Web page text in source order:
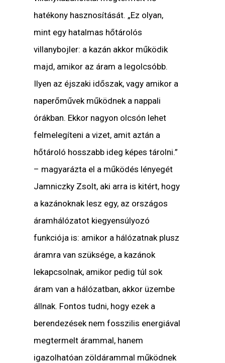
hatékony hasznosítását. „Ez olyan,
mint egy hatalmas hőtárolós
villanybojler: a kazán akkor működik
majd, amikor az áram a legolcsóbb.
Ilyen az éjszaki időszak, vagy amikor a
naperőművek működnek a nappali
órákban. Ekkor nagyon olcsón lehet
felmelegíteni a vizet, amit aztán a
hőtároló hosszabb ideg képes tárolni.”
– magyarázta el a működés lényegét
Jamniczky Zsolt, aki arra is kitért, hogy
a kazánoknak lesz egy, az országos
áramhálózatot kiegyensúlyozó
funkciója is: amikor a hálózatnak plusz
áramra van szüksége, a kazánok
lekapcsolnak, amikor pedig túl sok
áram van a hálózatban, akkor üzembe
állnak. Fontos tudni, hogy ezek a
berendezések nem fosszilis energiával
megtermelt árammal, hanem
igazolhatóan zöldárammal működnek